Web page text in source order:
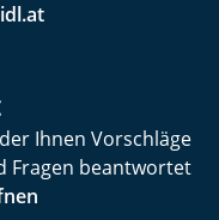
Ihnen Vorschläge
Fragen beantwortet